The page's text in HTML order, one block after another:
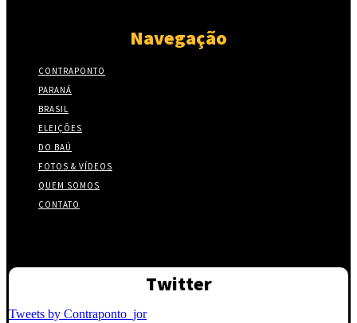
Navegação
CONTRAPONTO
PARANÁ
BRASIL
ELEIÇÕES
DO BAÚ
FOTOS & VÍDEOS
QUEM SOMOS
CONTATO
Twitter
Tweets by Contraponto_jor